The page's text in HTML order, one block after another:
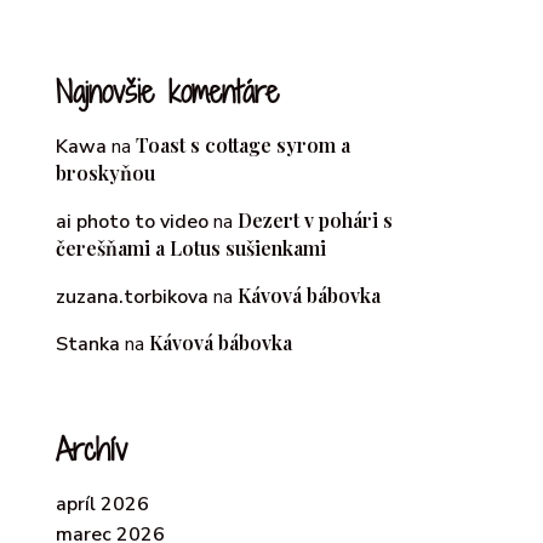
Najnovšie komentáre
Kawa na Toast s cottage syrom a
broskyňou
ai photo to videona Dezert v pohári s
čerešňami a Lotus sušienkami
zuzana.torbikova na Kávová bábovka
Stanka na Kávová bábovka
Archív
apríl 2026
marec 2026